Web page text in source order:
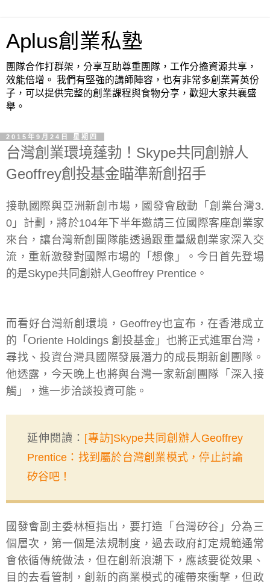
Aplus創業私塾
團隊合作打群架，分享互助尊重團隊，工作分擔資源共享，
效能倍增。 我們有堅強的講師陣容，也有非常多創業菁英份
子，可以提供完整的創業課程與食物分享，歡迎大家共襄盛
舉。
2015年9月24日 星期四
台灣創業環境蓬勃！Skype共同創辦人
Geoffrey創投基金瞄準新創招手
接軌國際與亞洲新創市場，國發會啟動「創業台灣3.
0」計劃，將於104年下半年邀請三位國際客座創業家
來台，讓台灣新創團隊能透過跟重量級創業家深入交
流，重新激發對國際市場的「想像」。今日首先登場
的是Skype共同創辦人Geoffrey Prentice。
而看好台灣新創環境，Geoffrey也宣布，在香港成立
的「Oriente Holdings 創投基金」也將正式進軍台灣，
尋找、投資台灣具國際發展潛力的成長期新創團隊。
他透露，今天晚上也將與台灣一家新創團隊「深入接
觸」，進一步洽談投資可能。
延伸閱讀： [專訪]Skype共同創辦人Geoffrey
Prentice：找到屬於台灣創業模式，停止討論
矽谷吧！
國發會副主委林桓指出，要打造「台灣矽谷」分為三
個層次，第一個是法規制度，過去政府訂定規範通常
會依循傳統做法，但在創新浪潮下，應該要從效果、
目的去看管制，創新的商業模式的確帶來衝擊，但政